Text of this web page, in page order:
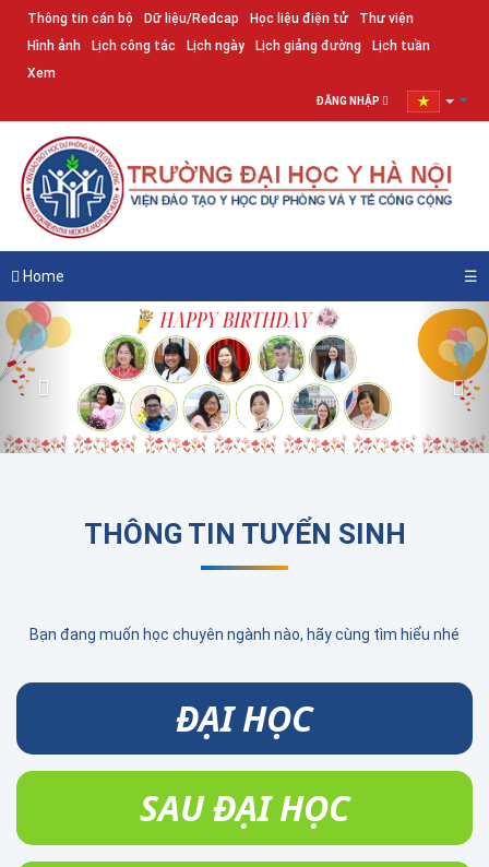
Thông tin cán bộ Dữ liệu/Redcap Học liệu điện tử
Thư viện
Hình ảnh
Lịch công tác Lịch ngày Lịch giảng đường
Lịch tuần
Xem
ĐĂNG NHẬP
Home ☰
Previous
THÔNG TIN TUYỂN SINH
Bạn đang muốn học chuyên ngành nào, hãy cùng tìm hiểu nhé
ĐẠI HỌC
SAU ĐẠI HỌC